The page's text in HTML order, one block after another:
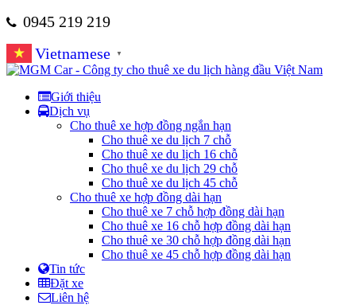
0945 219 219
Vietnamese
▼
Giới thiệu
Dịch vụ
Cho thuê xe hợp đồng ngắn hạn
Cho thuê xe du lịch 7 chỗ
Cho thuê xe du lịch 16 chỗ
Cho thuê xe du lịch 29 chỗ
Cho thuê xe du lịch 45 chỗ
Cho thuê xe hợp đồng dài hạn
Cho thuê xe 7 chỗ hợp đồng dài hạn
Cho thuê xe 16 chỗ hợp đồng dài hạn
Cho thuê xe 30 chỗ hợp đồng dài hạn
Cho thuê xe 45 chỗ hợp đồng dài hạn
Tin tức
Đặt xe
Liên hệ